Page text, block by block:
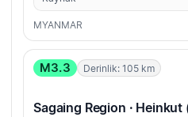
MYANMAR
M3.3 Derinlik: 105 km
Sagaing Region · Heinkut